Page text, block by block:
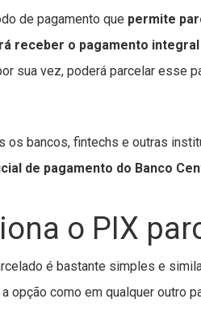
de pagamento que permite
receber o pagamento
sua vez, poderá parcelar esse
os bancos, fintechs e outras
de pagamento do Banco
o PIX
é bastante simples e
opção como em qualquer outro